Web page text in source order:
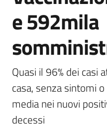
e 592mila
Quasi il 96% dei casi
casa, senza sintomi
media nei nuovi
decessi